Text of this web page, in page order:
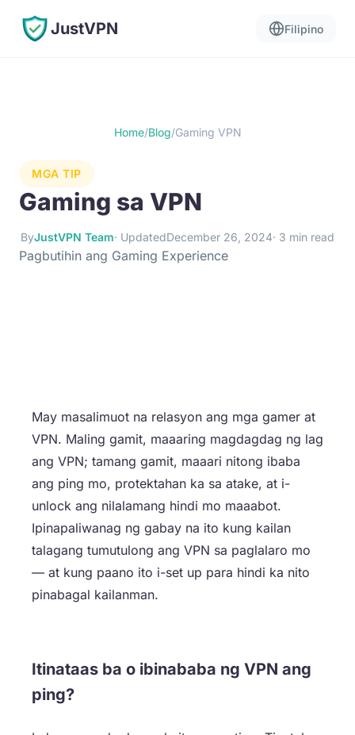
JustVPN Filipino
Home/Blog/Gaming VPN
MGA TIP
Gaming sa VPN
ByJustVPN Team· UpdatedDecember 26, 2024· 3 min read
Pagbutihin ang Gaming Experience
May masalimuot na relasyon ang mga gamer at
VPN. Maling gamit, maaaring magdagdag ng lag
ang VPN; tamang gamit, maaari nitong ibaba
ang ping mo, protektahan ka sa atake, at i-
unlock ang nilalamang hindi mo maaabot.
Ipinapaliwanag ng gabay na ito kung kailan
talagang tumutulong ang VPN sa paglalaro mo
— at kung paano ito i-set up para hindi ka nito
pinabagal kailanman.
Itinataas ba o ibinababa ng VPN ang
ping?